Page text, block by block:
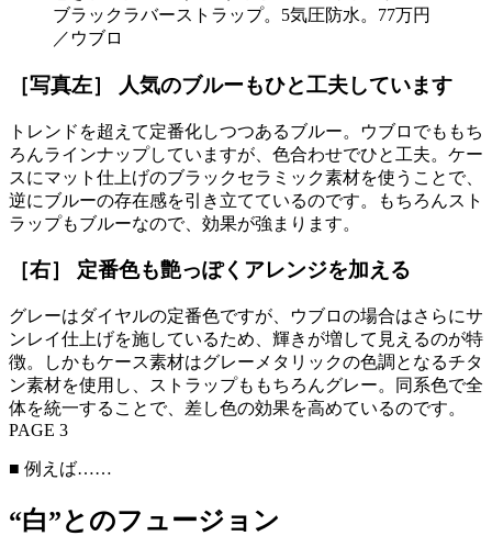
ブラックラバーストラップ。5気圧防水。77万円
／ウブロ
［写真左］ 人気のブルーもひと工夫しています
トレンドを超えて定番化しつつあるブルー。ウブロでももち
ろんラインナップしていますが、色合わせでひと工夫。ケー
スにマット仕上げのブラックセラミック素材を使うことで、
逆にブルーの存在感を引き立てているのです。もちろんスト
ラップもブルーなので、効果が強まります。
［右］ 定番色も艶っぽくアレンジを加える
グレーはダイヤルの定番色ですが、ウブロの場合はさらにサ
ンレイ仕上げを施しているため、輝きが増して見えるのが特
徴。しかもケース素材はグレーメタリックの色調となるチタ
ン素材を使用し、ストラップももちろんグレー。同系色で全
体を統一することで、差し色の効果を高めているのです。
PAGE 3
■ 例えば……
“白”とのフュージョン